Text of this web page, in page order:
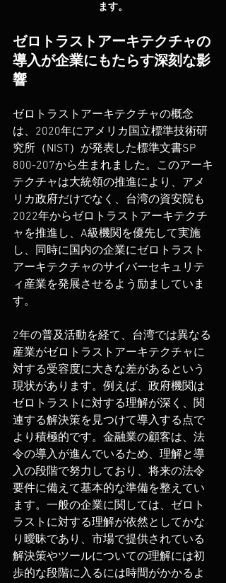
ます。
ゼロトラストアーキテクチャの
導入が企業にもたらす深刻な影
響
ゼロトラストアーキテクチャの概念
は、2020年にアメリカ国立標準技術研
究所（NIST）が発表した標準文書SP
800-207から生まれました。このアーキ
テクチャは大統領の推進により、アメ
リカ政府だけでなく、台湾の資安院も
2022年からゼロトラストアーキテクチ
ャを推進し、A級機関を優先して実施
し、同時に国内の企業にゼロトラスト
アーキテクチャのサイバーセキュリテ
ィ産業を発展させるよう励ましていま
す。
2年の普及活動を経て、台湾では異なる
産業がゼロトラストアーキテクチャに
対する受容度に大きな差があるという
現状があります。例えば、政府機関は
ゼロトラストに対する理解が深く、関
連する解決策を見つけて導入する点で
より積極的です。金融業の顧客は、法
令の導入が進んでいるため、理解と導
入の段階で努力しており、将来の法令
要件に備えて基本的な準備を整えてい
ます。一般の企業に関しては、ゼロト
ラストに対する理解が依然としてかな
り曖昧であり、市場で提供されている
解決策やツールについての理解には初
歩的な段階に入るには時間がかかるよ